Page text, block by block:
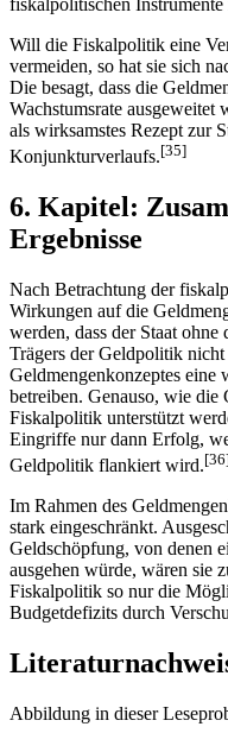
fiskalpolitischen
Will die Fiskalpolitik eine
vermeiden, so hat sie sich
Die besagt, dass die
Wachstumsrate
als wirksamstes Rezept zur
Konjunkturverlaufs.[35]
6. Kapitel:
Ergebnisse
Nach Betrachtung der
Wirkungen auf die
werden, dass der Staat
Trägers der Geldpolitik
Geldmengenkonzeptes
betreiben. Genauso, wie
Fiskalpolitik unterstützt
Eingriffe nur dann Erfolg,
Geldpolitik flankiert wird.
Im Rahmen des
stark eingeschränkt.
Geldschöpfung, von denen
ausgehen würde, wären sie
Fiskalpolitik so nur die
Budgetdefizits durch
Abbildung in dieser